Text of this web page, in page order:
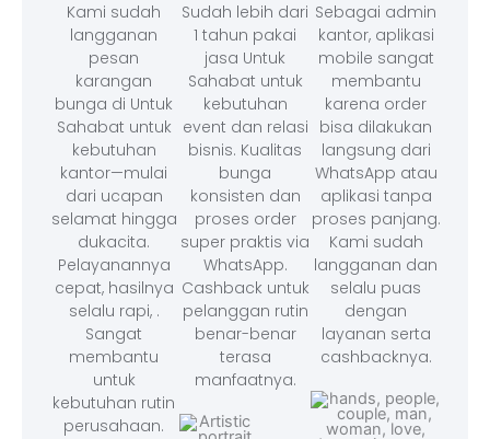
Kami sudah
langganan
pesan
karangan
bunga di Untuk
Sahabat untuk
kebutuhan
kantor—mulai
dari ucapan
selamat hingga
dukacita.
Pelayanannya
cepat, hasilnya
selalu rapi, .
Sangat
membantu
untuk
kebutuhan rutin
perusahaan.
Sudah lebih dari
1 tahun pakai
jasa Untuk
Sahabat untuk
kebutuhan
event dan relasi
bisnis. Kualitas
bunga
konsisten dan
proses order
super praktis via
WhatsApp.
Cashback untuk
pelanggan rutin
benar-benar
terasa
manfaatnya.
Sebagai admin
kantor, aplikasi
mobile sangat
membantu
karena order
bisa dilakukan
langsung dari
WhatsApp atau
aplikasi tanpa
proses panjang.
Kami sudah
langganan dan
selalu puas
dengan
layanan serta
cashbacknya.